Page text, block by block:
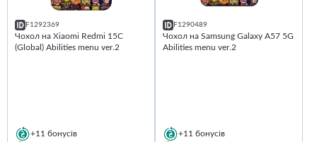
F1292369
Чохол на Xiaomi Redmi 15C
(Global) Abilities menu ver.2
+11 бонусів
F1290489
Чохол на Samsung Galaxy A57 5G
Abilities menu ver.2
+11 бонусів